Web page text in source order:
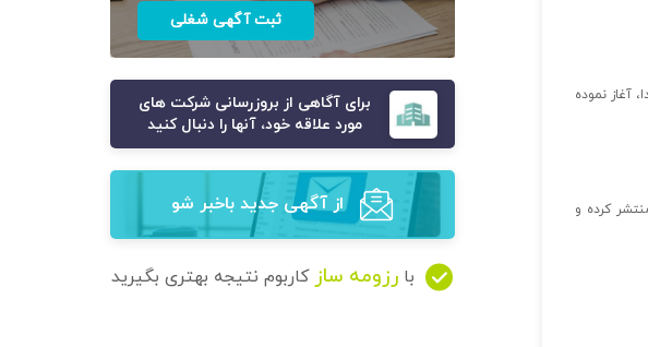
فردا، آغاز نموده
کرده و
ثبت آگهی شغلی
برای آگاهی از بروزرسانی شرکت های
مورد علاقه خود، آنها را دنبال کنید
از آگهی‌ جدید باخبر شو
با رزومه ساز کاربوم نتیجه بهتری بگیرید